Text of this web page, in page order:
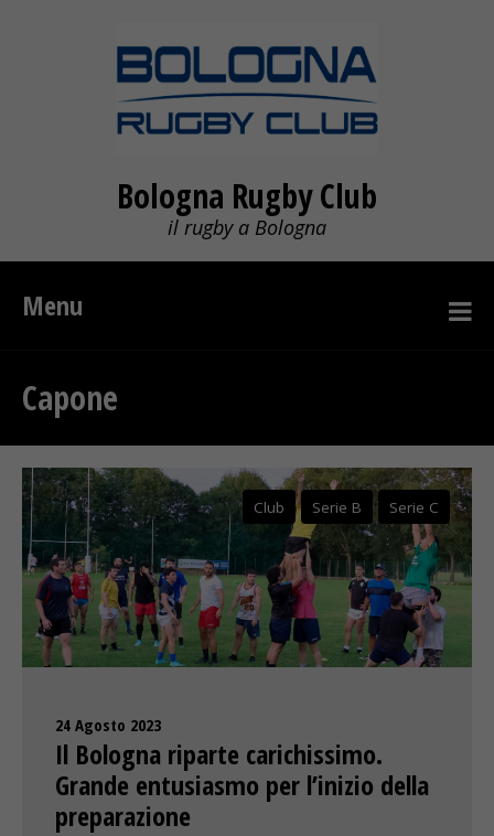
Bologna Rugby Club
il rugby a Bologna
Menu
Capone
Club Serie B Serie C
24 Agosto 2023
Il Bologna riparte carichissimo.
Grande entusiasmo per l’inizio della
preparazione